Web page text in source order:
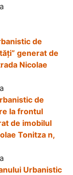
de
generat de
Nicolae
de
la frontul
de imobilul
Tonitza n,
Urbanistic